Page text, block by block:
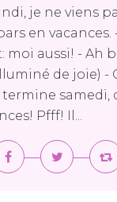
je ne viens
en vacances.
moi aussi! - Ah
de joie) -
samedi,
Pfff! Il...